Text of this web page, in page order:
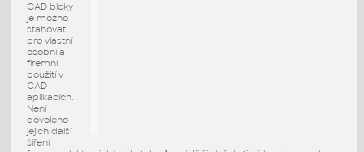
CAD bloky
je možno
stahovat
pro vlastní
osobní a
firemní
použití v
CAD
aplikacích.
Není
dovoleno
jejich další
šíření